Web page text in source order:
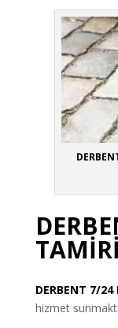
TAMİRİ
DERBENT 7/24
hizmet